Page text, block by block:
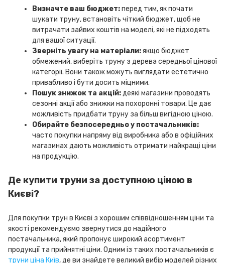
Визначте ваш бюджет:перед тим, як почати
шукати труну, встановіть чіткий бюджет, щоб не
витрачати зайвих коштів на моделі, які не підходять
для вашої ситуації.
Зверніть увагу на матеріали:якщо бюджет
обмежений, виберіть труну з дерева середньої цінової
категорії. Вони також можуть виглядати естетично
привабливо і бути досить міцними.
Пошук знижок та акцій:деякі магазини проводять
сезонні акції або знижки на похоронні товари. Це дає
можливість придбати труну за більш вигідною ціною.
Обирайте безпосередньо у постачальників:
часто покупки напряму від виробника або в офіційних
магазинах дають можливість отримати найкращі ціни
на продукцію.
Де купити труни за доступною ціною в
Києві?
Для покупки трун в Києві з хорошим співвідношенням ціни та
якості рекомендуємо звернутися до надійного
постачальника, який пропонує широкий асортимент
продукції та прийнятні ціни. Одним із таких постачальників є
труни ціна Київ, де ви знайдете великий вибір моделей різних